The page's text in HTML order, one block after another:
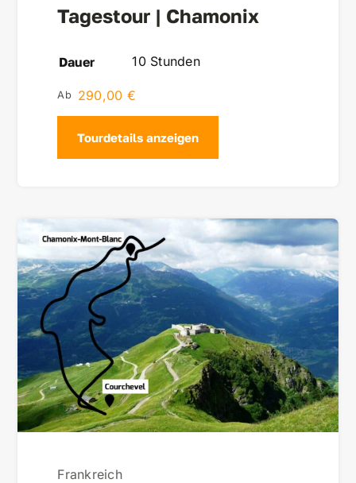
Tagestour | Chamonix
Dauer 10 Stunden
290,00 €
Tourdetails anzeigen
Frankreich